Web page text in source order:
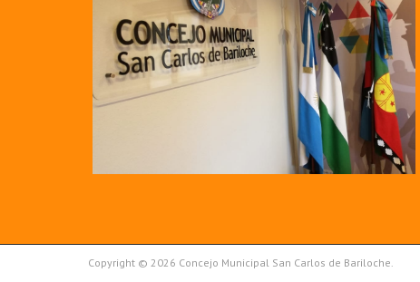
Copyright © 2026 Concejo Municipal San Carlos de Bariloche.